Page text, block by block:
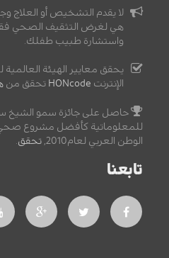
لا يقدم التشخيص أو العلاج
هي لغرض التثقيف الصحي
واستشارة طبيب طفلك.
يحقق معايير الهيئة
الإنترنت HONcode تحقق من
حاصل على جائزة سمو الشيخ
للمعلوماتية كأفضل مشروع
الوطن العربي لعام2010,
تحقق.
تابعنا